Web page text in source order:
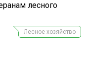
лесного
Лесное хозяйство